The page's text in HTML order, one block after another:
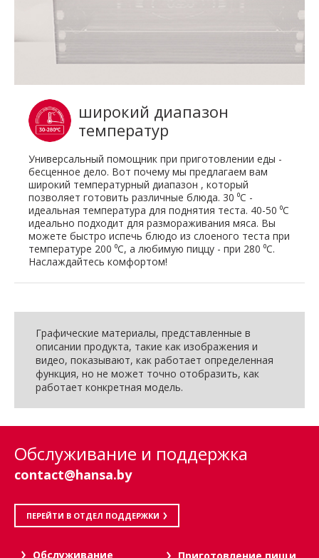
широкий диапазон
температур
Универсальный помощник при приготовлении еды -
бесценное дело. Вот почему мы предлагаем вам
широкий температурный диапазон , который
позволяет готовить различные блюда. 30 ⁰C -
идеальная температура для поднятия теста. 40-50 ⁰C
идеально подходит для размораживания мяса. Вы
можете быстро испечь блюдо из слоеного теста при
температуре 200 ⁰C, а любимую пиццу - при 280 ⁰C.
Наслаждайтесь комфортом!
Графические материалы, представленные в
описании продукта, такие как изображения и
видео, показывают, как работает определенная
функция, но не может точно отобразить, как
работает конкретная модель.
Обслуживание и поддержка
contact@hansa.by
ПЕРЕЙТИ В ОТДЕЛ ПОДДЕРЖКИ
Oбслуживание